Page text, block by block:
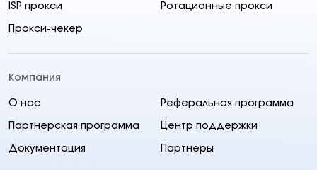
ISP прокси Ротационные прокси
Прокси-чекер
Компания
О нас Реферальная программа
Партнерская программа Центр поддержки
Документация Партнеры